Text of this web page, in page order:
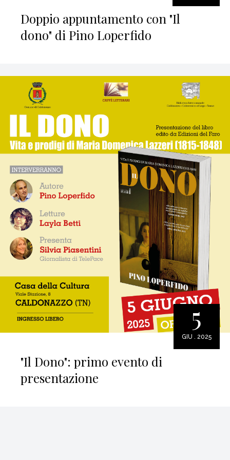
Doppio appuntamento con "Il
dono" di Pino Loperfido
5
GIU . 2025
"Il Dono": primo evento di
presentazione